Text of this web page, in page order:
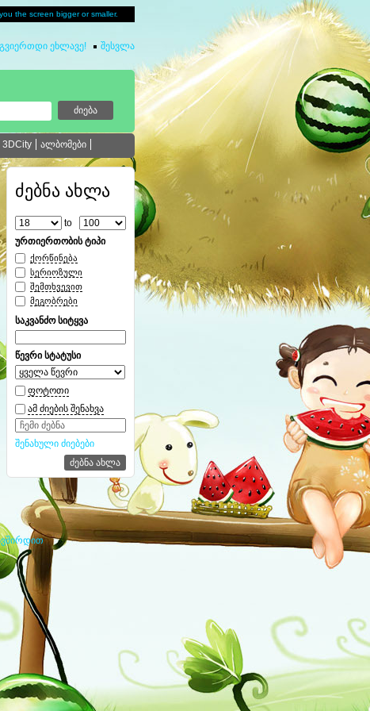
the screen bigger or smaller.
ეხლავე! შესვლა
3DCity
ალბომები
ძებნა ახლა
to
ურთიერთობის ტიპი
ქორწინება
სერიოზული
შემთხვევით
მეგობრები
საკვანძო სიტყვა
წევრი სტატუსი
ფოტოთი
ამ ძიების შენახვა
შენახული ძიებები